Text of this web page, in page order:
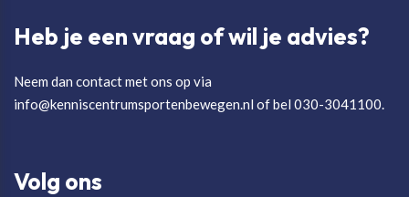
Heb je een vraag of wil je advies?
Neem dan contact met ons op via
info@kenniscentrumsportenbewegen.nl of bel 030-3041100.
Volg ons